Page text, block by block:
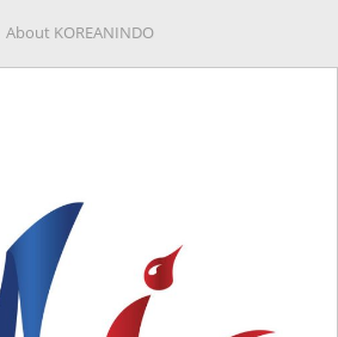
About KOREANINDO